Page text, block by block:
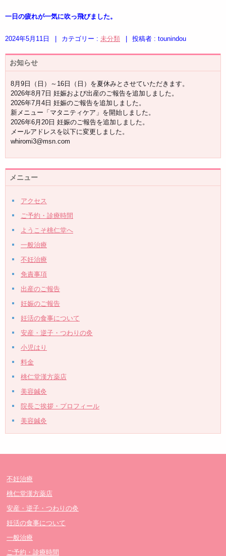
一日の疲れが一気に吹っ飛びました。
2024年5月11日 | カテゴリー : 未分類 | 投稿者 : tounindou
お知らせ
8月9日（日）～16日（日）を夏休みとさせていただきます。
2026年8月7日 妊娠および出産のご報告を追加しました。
2026年7月4日 妊娠のご報告を追加しました。
新メニュー「マタニティケア」を開始しました。
2026年6月20日 妊娠のご報告を追加しました。
メールアドレスを以下に変更しました。
whiromi3@msn.com
メニュー
アクセス
ご予約・診療時間
ようこそ桃仁堂へ
一般治療
不妊治療
免責事項
出産のご報告
妊娠のご報告
妊活の食事について
安産・逆子・つわりの灸
小児はり
料金
桃仁堂漢方薬店
美容鍼灸
院長ご挨拶・プロフィール
美容鍼灸
不妊治療
桃仁堂漢方薬店
安産・逆子・つわりの灸
妊活の食事について
一般治療
ご予約・診療時間